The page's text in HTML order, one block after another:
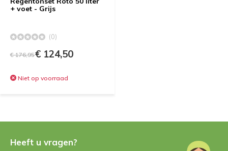
+ voet - Grijs
(0)
€ 176,95€ 124,50
Niet op voorraad
Heeft u vragen?